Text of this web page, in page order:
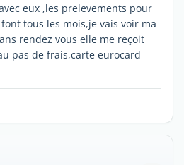
eux ,les prelevements pour
tous les mois,je vais voir ma
rendez vous elle me reçoit
pas de frais,carte eurocard